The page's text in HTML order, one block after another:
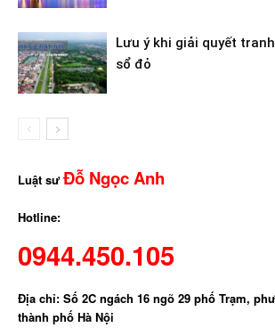
Lưu ý khi giải quyết
sổ đỏ
Luật sưĐỗ Ngọc Anh
Hotline:
0944.450.105
Địa chỉ: Số 2C ngách 16 ngõ 29 phố Trạm,
thành phố Hà Nội